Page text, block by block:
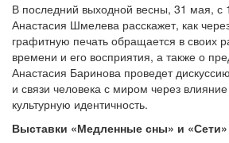
В последний выходной весны, 31 мая, с
Анастасия Шмелева расскажет, как
графитную печать обращается в своих
времени и его восприятия, а также о
Анастасия Баринова проведет
и связи человека с миром через
культурную идентичность.
Выставки «Медленные сны» и «Сети»